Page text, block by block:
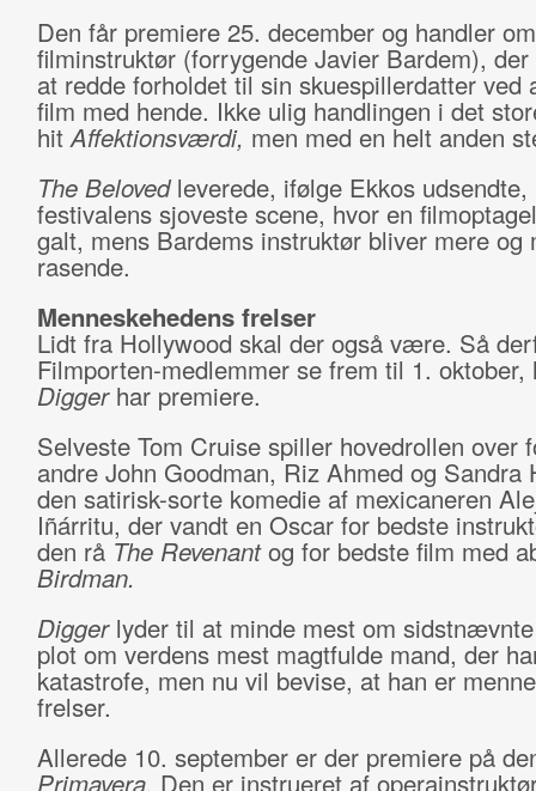
Den får premiere 25. december og handler
filminstruktør (forrygende Javier Bardem), der
at redde forholdet til sin skuespillerdatter ved
film med hende. Ikke ulig handlingen i det
hitAffektionsværdi, men med en helt anden
The Beloved leverede, ifølge Ekkos udsendte,
festivalens sjoveste scene, hvor en
galt, mens Bardems instruktør bliver mere og
rasende.
Menneskehedens frelser
Lidt fra Hollywood skal der også være. Så
Filmporten-medlemmer se frem til 1. oktober,
Digger har premiere.
Selveste Tom Cruise spiller hovedrollen over
andre John Goodman, Riz Ahmed og Sandra
den satirisk-sorte komedie af mexicaneren
Iñárritu, der vandt en Oscar for bedste
den rå The Revenantog for bedste film med
Birdman.
Digger lyder til at minde mest om
plot om verdens mest magtfulde mand, der
katastrofe, men nu vil bevise, at han er
frelser.
Allerede 10. september er der premiere på
Primavera. Den er instrueret af